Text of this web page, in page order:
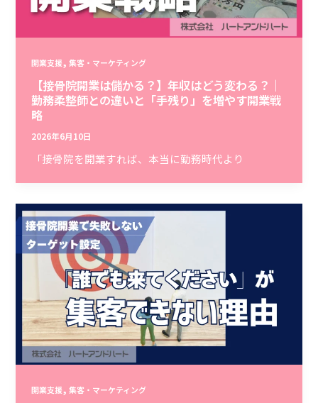
開業支援,集客・マーケティング
【接骨院開業は儲かる？】年収はどう変わる？｜
勤務柔整師との違いと「手残り」を増やす開業戦
略
2026年6月10日
「接骨院を開業すれば、本当に勤務時代より
開業支援,集客・マーケティング